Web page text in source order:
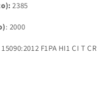
2385
: 2000
F1PA HI1 CI T CR